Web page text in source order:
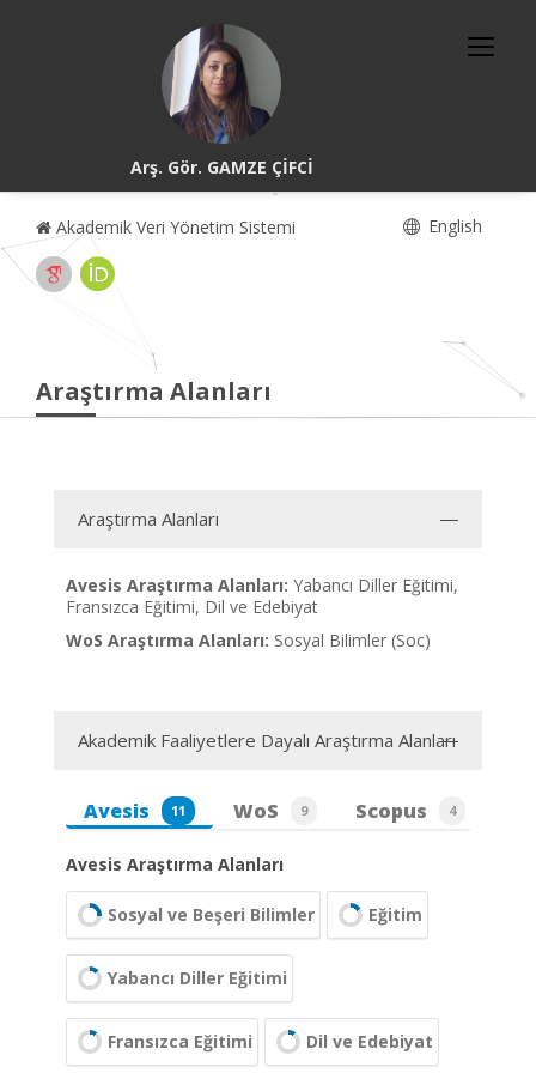
Arş. Gör. GAMZE ÇİFCİ
Akademik Veri Yönetim Sistemi English
Araştırma Alanları
Araştırma Alanları
Avesis Araştırma Alanları: Yabancı Diller Eğitimi,
Fransızca Eğitimi, Dil ve Edebiyat
WoS Araştırma Alanları: Sosyal Bilimler (Soc)
Akademik Faaliyetlere Dayalı Araştırma Alanları
Avesis 11 WoS 9 Scopus 4
Avesis Araştırma Alanları
Sosyal ve Beşeri Bilimler Eğitim
Yabancı Diller Eğitimi
Fransızca Eğitimi Dil ve Edebiyat